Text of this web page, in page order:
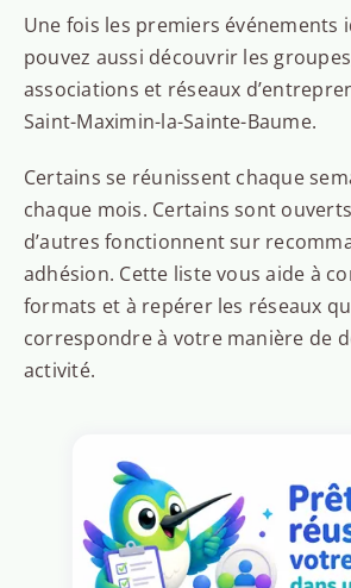
Une fois les premiers événements
pouvez aussi découvrir les
associations et réseaux
Saint-Maximin-la-Sainte-Baume.
Certains se réunissent chaque
chaque mois. Certains sont
d’autres fonctionnent sur
adhésion. Cette liste vous aide à
formats et à repérer les réseaux
correspondre à votre manière de
activité.